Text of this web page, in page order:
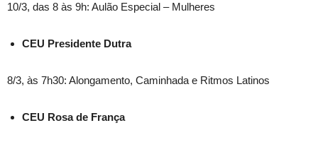
10/3, das 8 às 9h: Aulão Especial – Mulheres
CEU Presidente Dutra
8/3, às 7h30: Alongamento, Caminhada e Ritmos Latinos
CEU Rosa de França